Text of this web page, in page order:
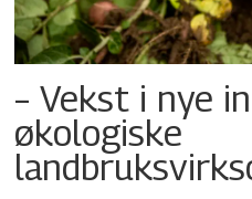
– Vekst i nye
økologiske